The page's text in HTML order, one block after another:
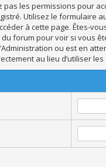
pas les permissions pour
Utilisez le formulaire
à cette page. Êtes-
forum pour voir si vous
ou est en
au lieu d’utiliser